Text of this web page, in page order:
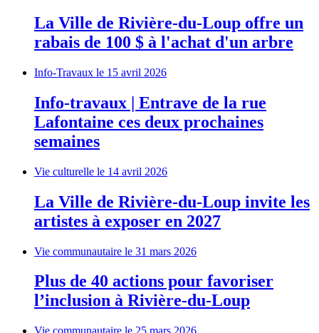
La Ville de Rivière-du-Loup offre un
rabais de 100 $ à l'achat d'un arbre
Info-Travaux le 15 avril 2026
Info-travaux | Entrave de la rue
Lafontaine ces deux prochaines
semaines
Vie culturelle le 14 avril 2026
La Ville de Rivière-du-Loup invite les
artistes à exposer en 2027
Vie communautaire le 31 mars 2026
Plus de 40 actions pour favoriser
l’inclusion à Rivière-du-Loup